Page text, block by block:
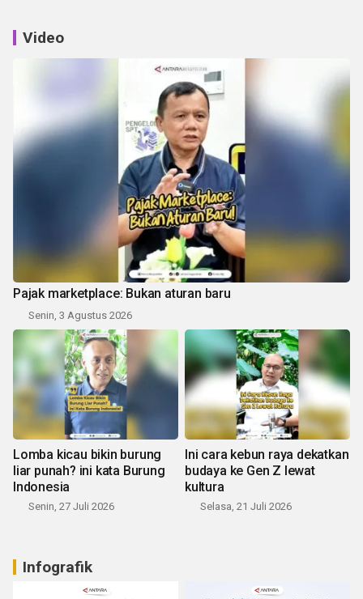
Video
Pajak marketplace: Bukan aturan baru
Senin, 3 Agustus 2026
Lomba kicau bikin burung
liar punah? ini kata Burung
Indonesia
Senin, 27 Juli 2026
Ini cara kebun raya dekatkan
budaya ke Gen Z lewat
kultura
Selasa, 21 Juli 2026
Infografik